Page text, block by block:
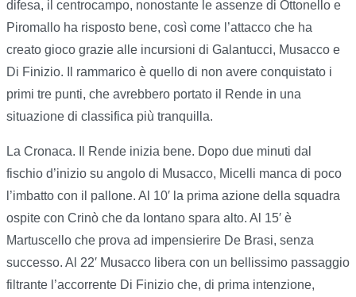
difesa, il centrocampo, nonostante le assenze di Ottonello e
Piromallo ha risposto bene, così come l’attacco che ha
creato gioco grazie alle incursioni di Galantucci, Musacco e
Di Finizio. Il rammarico è quello di non avere conquistato i
primi tre punti, che avrebbero portato il Rende in una
situazione di classifica più tranquilla.
La Cronaca. Il Rende inizia bene. Dopo due minuti dal
fischio d’inizio su angolo di Musacco, Micelli manca di poco
l’imbatto con il pallone. Al 10′ la prima azione della squadra
ospite con Crinò che da lontano spara alto. Al 15′ è
Martuscello che prova ad impensierire De Brasi, senza
successo. Al 22′ Musacco libera con un bellissimo passaggio
filtrante l’accorrente Di Finizio che, di prima intenzione,